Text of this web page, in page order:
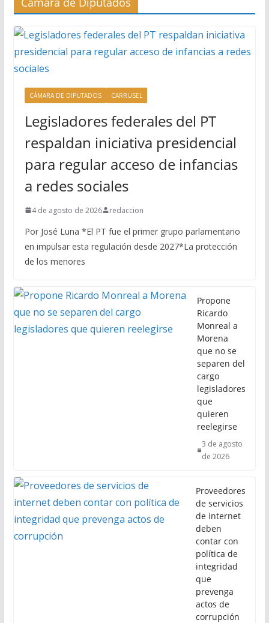
CÁMARA DE DIPUTADOS CARRUSEL
Legisladores federales del PT
respaldan iniciativa presidencial
para regular acceso de infancias
a redes sociales
4 de agosto de 2026 redaccion
Por José Luna *El PT fue el primer grupo parlamentario
en impulsar esta regulación desde 2027*La protección
de los menores
Propone
Ricardo
Monreal a
Morena
que no se
separen del
cargo
legisladores
que
quieren
reelegirse
3 de agosto
de 2026
Proveedores
de servicios
de internet
deben
contar con
política de
integridad
que
prevenga
actos de
corrupción